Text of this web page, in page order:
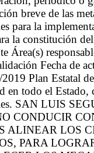
breve de las
para la
la constitución
Área(s)
Fecha de
Plan Estatal
en todo el
SAN LUIS
CONDUCIR
ALINEAR LOS
PARA